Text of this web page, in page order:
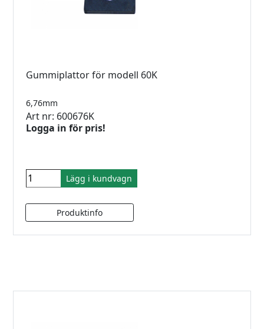
Gummiplattor för modell 60K
6,76mm
Art nr: 600676K
Logga in för pris!
Lägg i kundvagn